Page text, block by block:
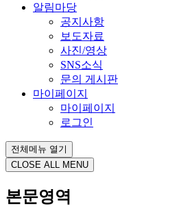
알림마당
공지사항
보도자료
사진/영상
SNS소식
문의 게시판
마이페이지
마이페이지
로그인
전체메뉴 열기
CLOSE ALL MENU
본문영역